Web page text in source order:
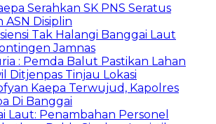
Serahkan SK PNS Seratus
ASN Disiplin
Tak Halangi Banggai Laut
Jamnas
: Pemda Balut Pastikan Lahan
Ditjenpas Tinjau Lokasi
Kaepa Terwujud, Kapolres
Di Banggai
Laut: Penambahan Personel